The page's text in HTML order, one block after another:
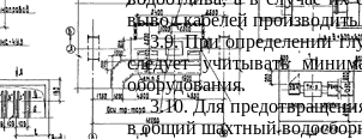
вывод кабелей
3.9. При определении
следует учитывать
оборудования.
3.10. Для
в общий шахтный